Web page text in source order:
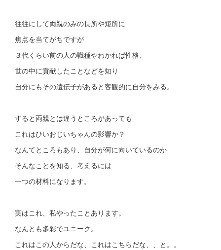
往往にして両親のみの長所や短所に
焦点を当てがちですが
３代くらい前の人の職種やわかれば性格、
世の中に貢献したことなどを知り
自分にもその遺伝子があると客観的に自分をみる。
すると両親とは違うところがあっても
これはひいおじいちゃんの影響か？
なんてところもあり、自分が何に向いているのか
そんなことを知る、考えるには
一つの材料になります。
実はこれ、私やったことあります。
なんとも多彩でユニーク。
これはこの人からだな、これはこちらだな、、と。。